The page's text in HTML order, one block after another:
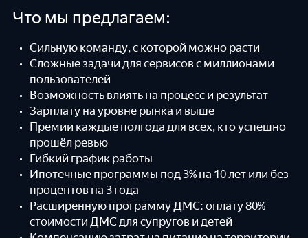
Что мы предлагаем:
Сильную команду, с которой можно расти
Сложные задачи для сервисов с миллионами
пользователей
Возможность влиять на процесс и результат
Зарплату на уровне рынка и выше
Премии каждые полгода для всех, кто успешно
прошёл ревью
Гибкий график работы
Ипотечные программы под 3% на 10 лет или без
процентов на 3 года
Расширенную программу ДМС: оплату 80%
стоимости ДМС для супругов и детей